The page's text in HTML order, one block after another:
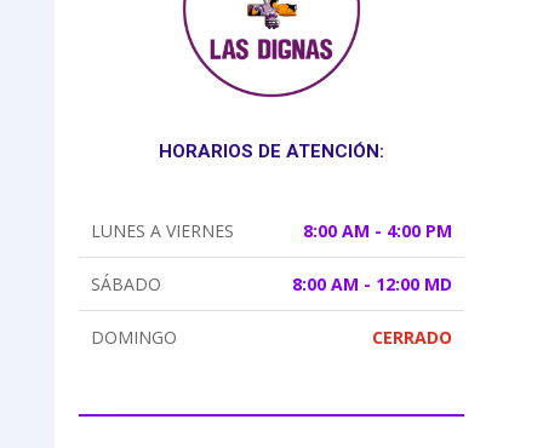
HORARIOS DE ATENCIÓN:
LUNES A VIERNES 8:00 AM - 4:00 PM
SÁBADO 8:00 AM - 12:00 MD
DOMINGO CERRADO